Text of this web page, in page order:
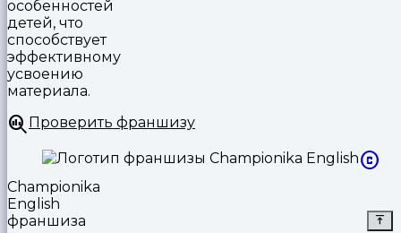
особенностей
детей, что
способствует
эффективному
усвоению
материала.
Проверить франшизу
Championika
English
франшиза